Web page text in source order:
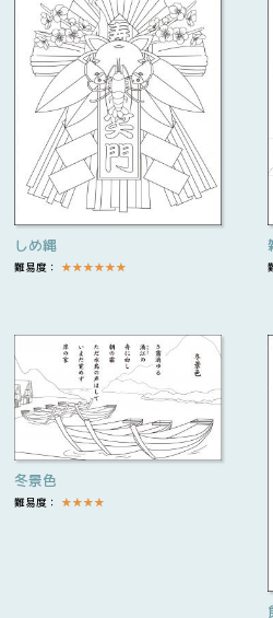
しめ縄
難易度： ★★★★★★
冬景色
難易度： ★★★★